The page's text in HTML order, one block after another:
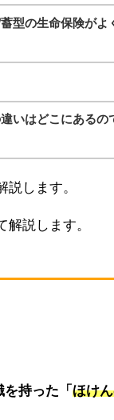
型の生命保険がよ
いはどこにあるの
します。
説します。
持った「 ほけ